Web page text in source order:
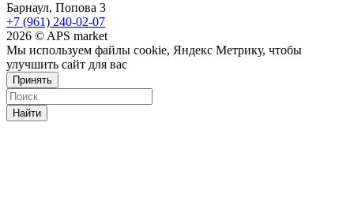
Барнаул, Попова 3
+7 (961) 240-02-07
2026 © APS market
Мы используем файлы cookie, Яндекс Метрику, чтобы
улучшить сайт для вас
Принять
Найти